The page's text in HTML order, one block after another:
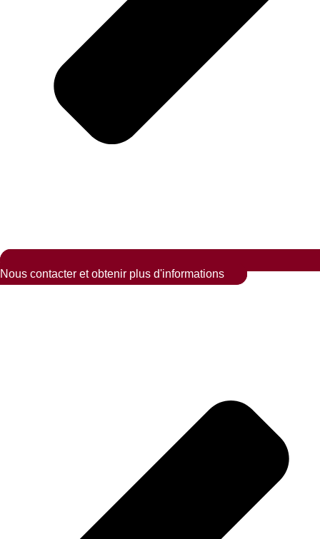
Nous contacter et obtenir plus d'informations